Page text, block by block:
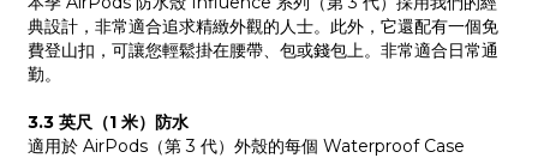
典設計，非常適合追求精緻外觀的人士。此外，它還配有一個免
費登山扣，可讓您輕鬆掛在腰帶、包或錢包上。非常適合日常通
勤。
3.3 英尺（1 米）防水
適用於 AirPods（第 3 代）外殼的每個 Waterproof Case